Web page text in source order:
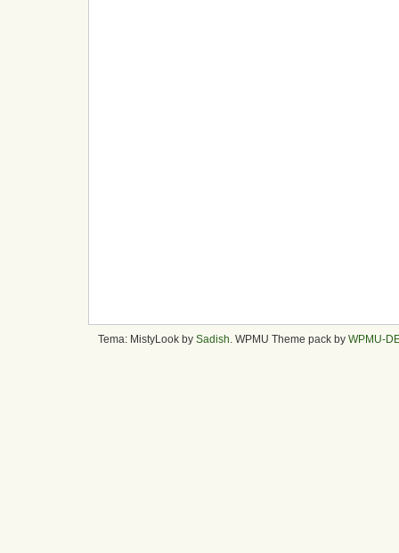
Tema: MistyLook by Sadish . WPMU Theme pack by WPMU-